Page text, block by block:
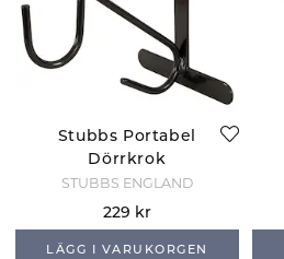
Stubbs Portabel
Dörrkrok
STUBBS ENGLAND
229 kr
LÄGG I VARUKORGEN